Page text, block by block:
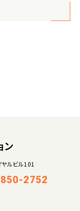
ン
ルビル101
2752